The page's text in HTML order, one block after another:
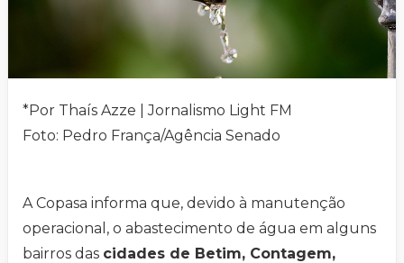
*Por Thaís Azze | Jornalismo Light FM
Foto: Pedro França/Agência Senado
A Copasa informa que, devido à manutenção
operacional, o abastecimento de água em alguns
bairros das cidades de Betim, Contagem,